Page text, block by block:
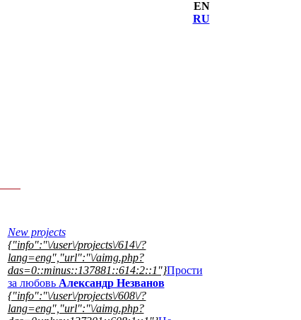
EN
RU
New projects
{"info":"\/user\/projects\/614\/?
lang=eng","url":"\/aimg.php?
das=0::minus::137881::614:2::1"}Прости
за любовь Александр Незванов
{"info":"\/user\/projects\/608\/?
lang=eng","url":"\/aimg.php?